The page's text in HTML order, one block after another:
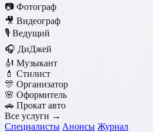
📷 Фотограф
🎥 Видеограф
🎙️ Ведущий
🎧 ДиДжей
🎻 Музыкант
💄 Стилист
🎊 Организатор
🌸 Оформитель
🚗 Прокат авто
Все услуги →
Специалисты Анонсы Журнал